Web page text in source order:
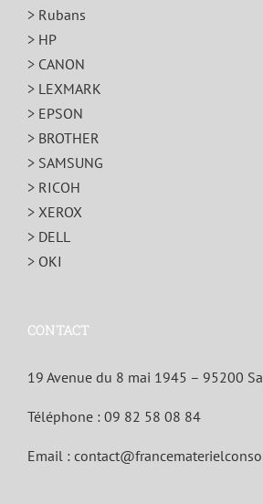
> Rubans
> HP
> CANON
> LEXMARK
> EPSON
> BROTHER
> SAMSUNG
> RICOH
> XEROX
> DELL
> OKI
CONTACT
19 Avenue du 8 mai 1945 – 95200
Téléphone : 09 82 58 08 84
Email :